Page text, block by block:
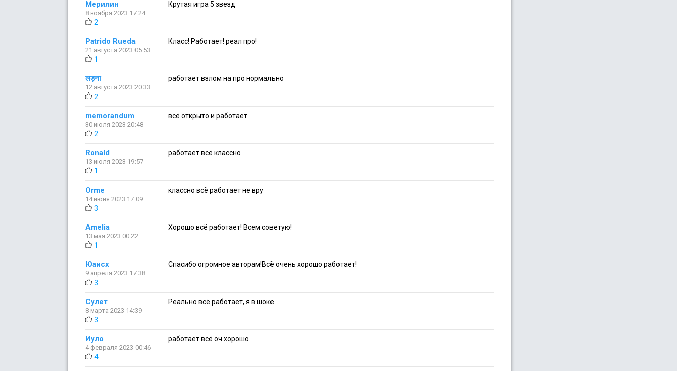
Мерилин
8 ноября 2023 17:24
Крутая игра 5 звезд
2
Patrido Rueda
21 августа 2023 05:53
Класс! Работает! реал про!
1
लड़ना
12 августа 2023 20:33
работает взлом на про нормально
2
memorandum
30 июля 2023 20:48
всё открыто и работает
2
Ronald
13 июля 2023 19:57
работает всё классно
1
Orme
14 июня 2023 17:09
классно всё работает не вру
3
Amelia
13 мая 2023 00:22
Хорошо всё работает! Всем советую!
1
Юаисх
9 апреля 2023 17:38
Спасибо огромное авторам!Всё очень хорошо работает!
3
Сулет
8 марта 2023 14:39
Реально всё работает, я в шоке
3
Иуло
4 февраля 2023 00:46
работает всё оч хорошо
4